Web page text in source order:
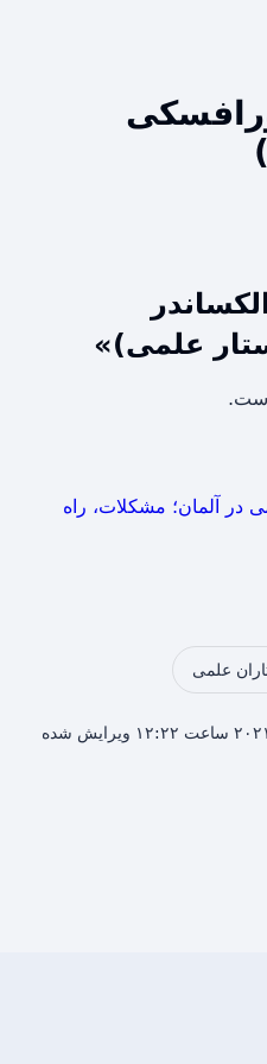
علمی)»
در آلمان؛ مشکلات، راه
علمی
این صفحه آخرین‌بار در ۱۰ سپتامبر ۲۰۲۱ ساعت ۱۲:۲۲ ویرایش شده